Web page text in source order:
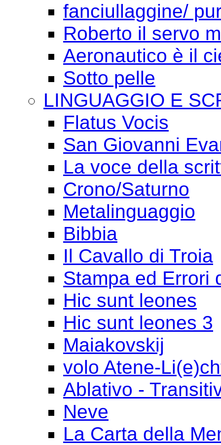
fanciullaggine/
Roberto il servo
Aeronautico è il
Sotto pelle
LINGUAGGIO E
Flatus Vocis
San Giovanni
La voce della
Crono/Saturno
Metalinguaggio
Bibbia
Il Cavallo di Troia
Stampa ed Errori
Hic sunt leones
Hic sunt leones 3
Maiakovskij
volo Atene-
Ablativo -
Neve
La Carta della